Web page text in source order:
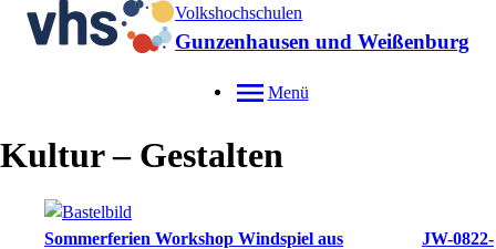
Volkshochschulen
Gunzenhausen und Weißenburg
Menü
Kultur – Gestalten
Sommerferien Workshop Windspiel aus
JW-0822-